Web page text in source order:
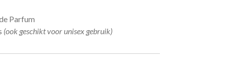
Parfum
(ook geschikt voor unisex gebruik)